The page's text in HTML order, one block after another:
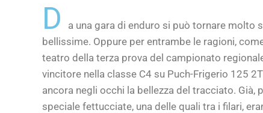
D
a una gara di enduro si può tornare
bellissime. Oppure per entrambe le ragioni,
teatro della terza prova del campionato
vincitore nella classe C4 su Puch-Frigerio 125
ancora negli occhi la bellezza del tracciato.
speciale fettucciate, una delle quali tra i filari,